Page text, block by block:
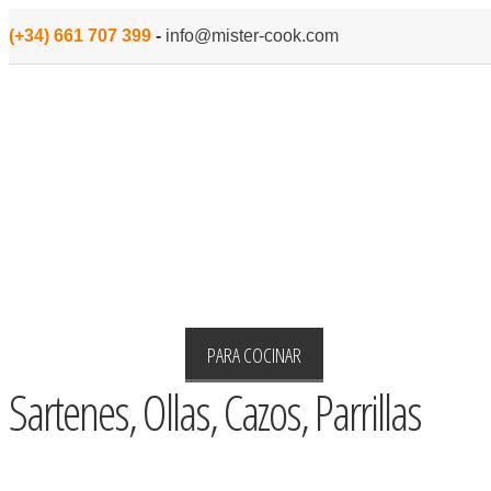
(+34) 661 707 399 - info@mister-cook.com
PARA COCINAR
Sartenes, Ollas, Cazos, Parrillas